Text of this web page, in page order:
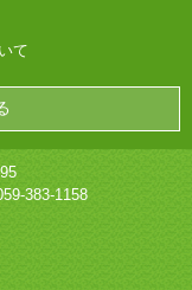
て
383-1158